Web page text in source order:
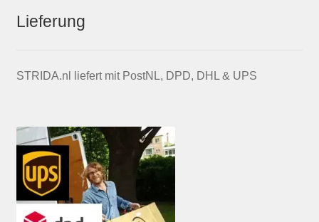
Lieferung
STRIDA.nl liefert mit PostNL, DPD, DHL & UPS